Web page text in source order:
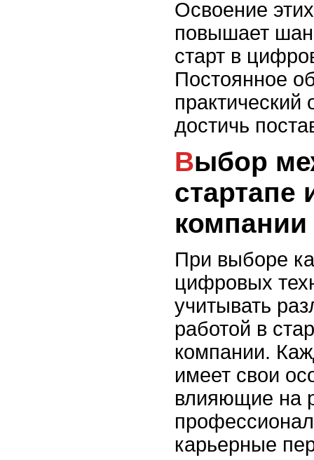
Освоение
повышает
старт в
Постоянное
практический
достичь
Выбор между работой в
стартапе
компании
При выборе
цифровых
учитывать
работой в
компании.
имеет свои
влияющие на
карьерные